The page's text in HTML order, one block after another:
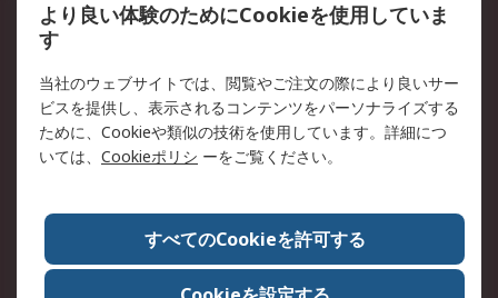
クッキーポリシー
RSについて
会社概要
採用情報
プレスリリース＆お知ら
コーポレートサイト
全世界のRS
RSの歴史
ESGへの取り組み（英語）
認証について
より良い体験のためにCookieを使用していま
す
当社のウェブサイトでは、閲覧やご注文の際により良いサー
ビスを提供し、表示されるコンテンツをパーソナライズする
ために、Cookieや類似の技術を使用しています。詳細につ
いては、 Cookieポリシ ーをご覧ください。
すべてのCookieを許可する